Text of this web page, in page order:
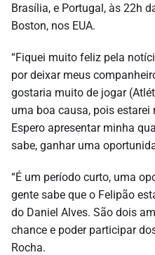
Brasília, e Portugal, às 22h
Boston, nos EUA.
“Fiquei muito feliz pela
por deixar meus
gostaria muito de jogar
uma boa causa, pois estarei
Espero apresentar minha
sabe, ganhar uma
“É um período curto, uma
gente sabe que o Felipão
do Daniel Alves. São dois
chance e poder participar
Rocha.